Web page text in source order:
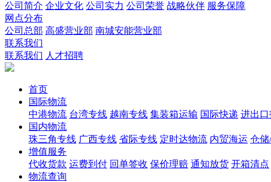
公司简介 企业文化 公司实力 公司荣誉 战略伙伴 服务保障
网点分布
公司总部 高盛营业部 南城安能营业部
联系我们
联系我们 人才招聘
首页
国际物流
中港物流 台湾专线 越南专线 集装箱运输 国际快递 进出口
国内物流
珠三角专线 广西专线 省际专线 定时达物流 内贸海运 仓储
增值服务
代收货款 运费到付 回单签收 保价理赔 通知放货 开箱清点
物流查询